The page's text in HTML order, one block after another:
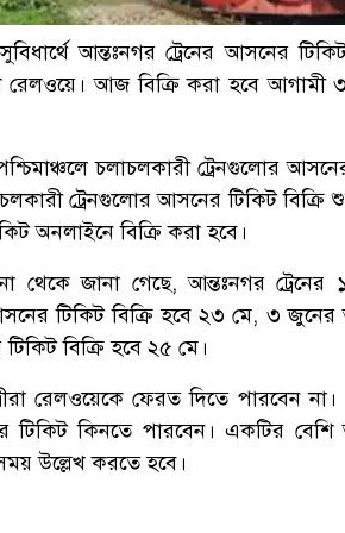
আন্তঃনগর ট্রেনের আসনের
রেলওয়ে। আজ বিক্রি করা হবে আগামী
চলাচলকারী ট্রেনগুলোর
ট্রেনগুলোর আসনের টিকিট বিক্রি
অনলাইনে বিক্রি করা হবে।
থেকে জানা গেছে, আন্তঃনগর ট্রেনের
টিকিট বিক্রি হবে ২৩ মে, ৩
বিক্রি হবে ২৫ মে।
রেলওয়েকে ফেরত দিতে পারবেন না।
টিকিট কিনতে পারবেন। একটির
উল্লেখ করতে হবে।